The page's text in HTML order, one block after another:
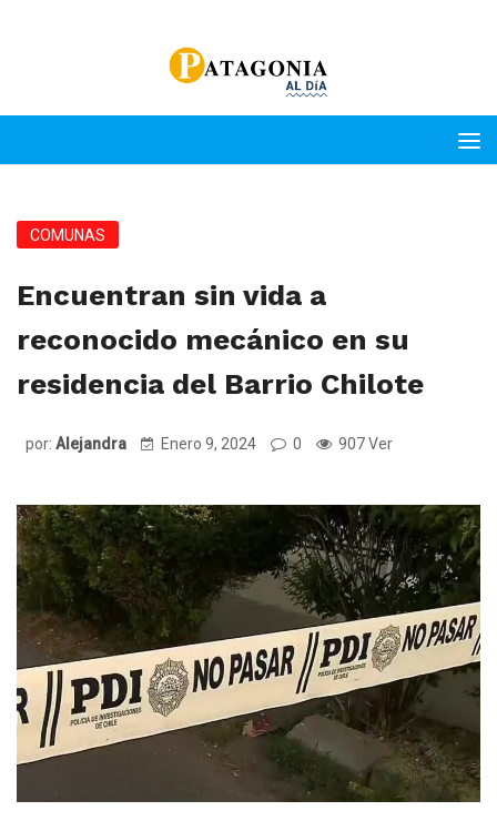
COMUNAS
Encuentran sin vida a
reconocido mecánico en su
residencia del Barrio Chilote
por: Alejandra Enero 9, 2024 0 907 Ver